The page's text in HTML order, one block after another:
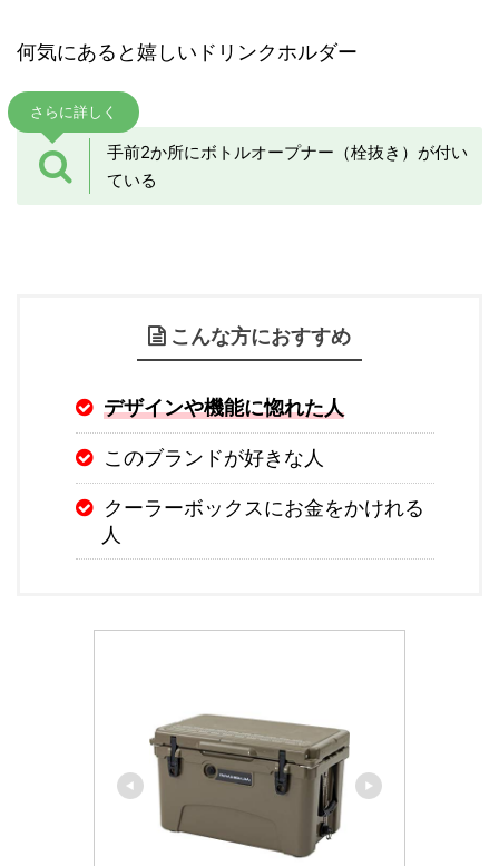
何気にあると嬉しいドリンクホルダー
さらに詳しく
手前2か所にボトルオープナー（栓抜き）が付い
ている
こんな方におすすめ
デザインや機能に惚れた人
このブランドが好きな人
クーラーボックスにお金をかけれる
人